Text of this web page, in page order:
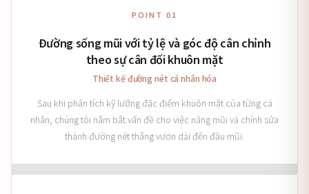
POINT 01
Đường sống mũi với tỷ lệ và góc độ cân chỉnh
theo sự cân đối khuôn mặt
Thiết kế đường nét cá nhân hóa
Sau khi phân tích kỹ lưỡng đặc điểm khuôn mặt của từng cá
nhân, chúng tôi nắm bắt vấn đề cho việc nâng mũi và chỉnh sửa
thành đường nét thẳng vươn dài đến đầu mũi.